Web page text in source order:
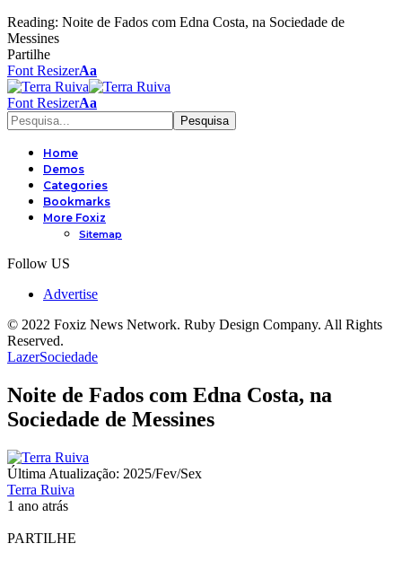
Reading: Noite de Fados com Edna Costa, na Sociedade de
Messines
Partilhe
Font ResizerAa
Font ResizerAa
Home
Demos
Categories
Bookmarks
More Foxiz
Sitemap
Follow US
Advertise
© 2022 Foxiz News Network. Ruby Design Company. All Rights
Reserved.
LazerSociedade
Noite de Fados com Edna Costa, na
Sociedade de Messines
Última Atualização: 2025/Fev/Sex
Terra Ruiva
1 ano atrás
PARTILHE